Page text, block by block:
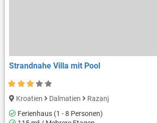
Strandnahe Villa mit Pool
Kroatien Dalmatien
Razanj
Ferienhaus (1 - 8 Personen)